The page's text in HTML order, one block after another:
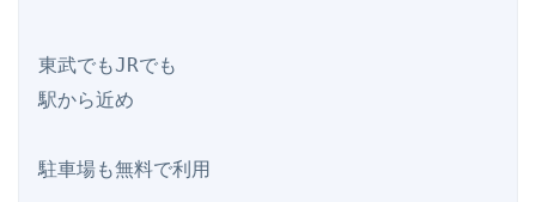
東武でもJRでも
駅から近め
駐車場も無料で利用